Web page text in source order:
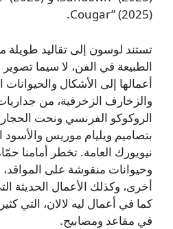
Cougar” (2025).
تستند لوسون إلى تقاليد
الطبيعة في الفن، لا سيما تصوير
أعمالها إلى الأشكال
والزخارف الزخرفية، من
الروكوكو الفرنسي ونحت
بتصاميم ويليام موريس والأسود
نيويورك العامة. تخطر أمامنا
وحيوانات منقوشة على
أخرى، وكذلك الأعمال الحديثة
كما في أعمال ليه لالان، التي
في مقاعد ومصابيح.